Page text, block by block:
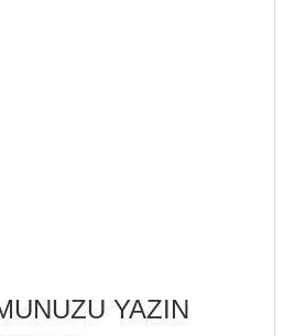
ile aynıdır. Siparişiniz ile birlikte
istiyorsanız yine bize telefon
YAZIN